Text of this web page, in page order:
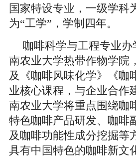
国家特设专业，一级学科
为“工学”，学制四年。
咖啡科学与工程专业
南农业大学热带作物学院
及《咖啡风味化学》《咖
业核心课程，与企业合作
南农业大学将重点围绕咖
特色咖啡产品研发、咖啡
及咖啡功能性成分挖掘等
具有中国特色的咖啡新文